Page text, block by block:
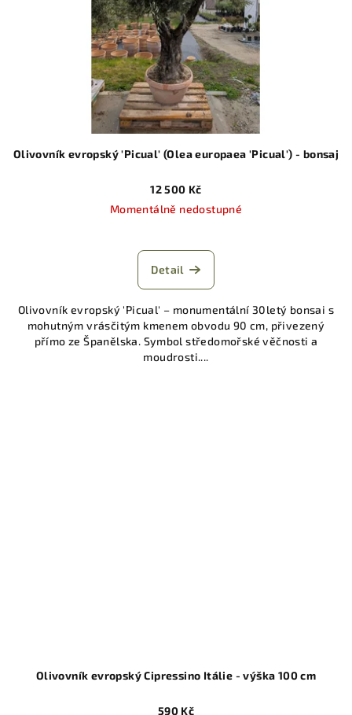
Olivovník evropský 'Picual' (Olea europaea 'Picual') - bonsaj
12 500 Kč
Momentálně nedostupné
Detail
Olivovník evropský 'Picual' – monumentální 30letý bonsai s
mohutným vrásčitým kmenem obvodu 90 cm, přivezený
přímo ze Španělska. Symbol středomořské věčnosti a
moudrosti....
Olivovník evropský Cipressino Itálie - výška 100 cm
590 Kč